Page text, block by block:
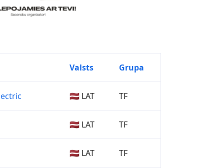
Valsts Grupa
🇱🇻 LAT TF
🇱🇻 LAT TF
🇱🇻 LAT TF